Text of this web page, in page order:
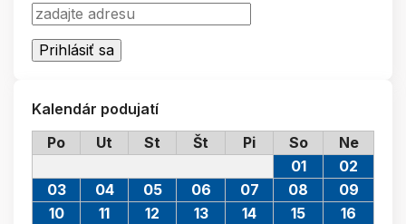
Kalendár podujatí
Po
Ut St Št Pi So
Ne
01
02
03
04 05 06 07 08
09
10
11 12 13 14 15 16